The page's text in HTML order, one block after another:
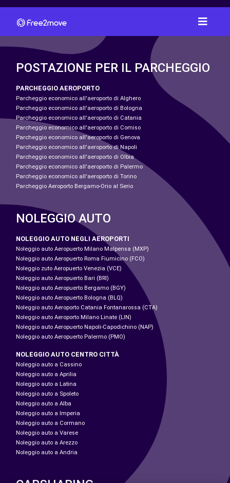
POSTAZIONE PER IL PARCHEGGIO
PARCHEGGIO AEROPORTO
Parcheggio economico all'aeroporto di Alghero
Parcheggio economico all'aeroporto di Bologna
Parcheggio economico all'aeroporto di Catania
Parcheggio economico all'aeroporto di Comiso
Parcheggio economico all'aeroporto di Genova
Parcheggio economico all'aeroporto di Napoli
Parcheggio economico all'aeroporto di Olbia
Parcheggio economico all'aeroporto di Palermo
Parcheggio economico all'aeroporto di Torino
Parcheggio Aeroporto Bergamo-Orio al Serio
NOLEGGIO AUTO
NOLEGGIO AUTO NEGLI AEROPORTI
Noleggio auto Aeropuerto Milano Malpensa (MXP)
Noleggio auto Aeropuerto Roma Fiumicino (FCO)
Noleggio zuto Aeropuerto Venezia (VCE)
Noleggio auto Aeropuerto Bari (BRI)
Noleggio auto Aeropuerto Bergamo (BGY)
Noleggio auto Aeropuerto Bologna (BLQ)
Noleggio auto Aeroporto Catania Fontanarossa (CTA)
Noleggio auto Aeroporto Milano Linate (LIN)
Noleggio auto Aeropuerto Napoli-Capodichino (NAP)
Noleggio auto Aeropuerto Palermo (PMO)
NOLEGGIO AUTO CENTRO CITTÀ
Noleggio auto a Cassino
Noleggio auto a Aprilia
Noleggio auto a Latina
Noleggio auto a Spoleto
Noleggio auto a Alba
Noleggio auto a Imperia
Noleggio auto a Cormano
Noleggio auto a Varese
Noleggio auto a Arezzo
Noleggio auto a Andria